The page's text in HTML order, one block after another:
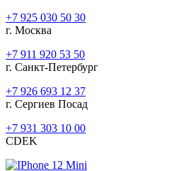
+7 925 030 50 30
г. Москва
+7 911 920 53 50
г. Санкт-Петербург
+7 926 693 12 37
г. Сергиев Посад
+7 931 303 10 00
CDEK